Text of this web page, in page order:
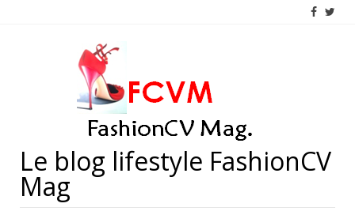
Le blog lifestyle FashionCV
Mag